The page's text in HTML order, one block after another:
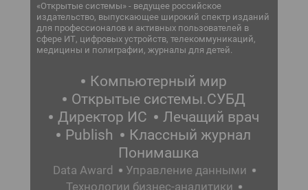
«Открытые системы» - ведущее российское
издательство, выпускающее широкий спектр изданий
для профессионалов и активных пользователей в
сфере ИТ, цифровых устройств, телекоммуникаций,
медицины и полиграфии, журналы для детей.
Компьютерный мир
Открытые системы.СУБД
Директор ИС
Лечащий врач
Publish
Классный журнал
Понимашка
Data Award
Управление данными
Технологии бизнес-аналитики